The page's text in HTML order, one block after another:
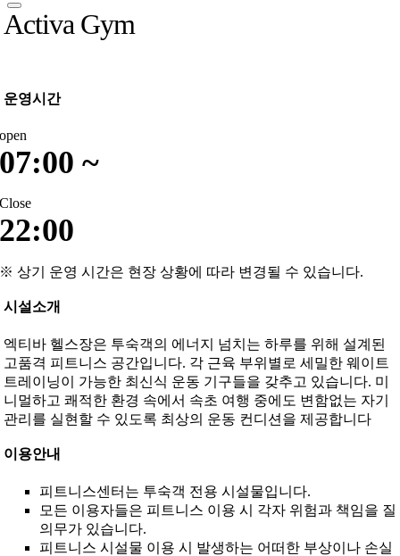
Activa Gym
운영시간
open
07:00 ~
Close
22:00
※ 상기 운영 시간은 현장 상황에 따라 변경될 수 있습니다.
시설소개
엑티바 헬스장은 투숙객의 에너지 넘치는 하루를 위해 설계된
고품격 피트니스 공간입니다. 각 근육 부위별로 세밀한 웨이트
트레이닝이 가능한 최신식 운동 기구들을 갖추고 있습니다. 미
니멀하고 쾌적한 환경 속에서 속초 여행 중에도 변함없는 자기
관리를 실현할 수 있도록 최상의 운동 컨디션을 제공합니다
이용안내
피트니스센터는 투숙객 전용 시설물입니다.
모든 이용자들은 피트니스 이용 시 각자 위험과 책임을 질
의무가 있습니다.
피트니스 시설물 이용 시 발생하는 어떠한 부상이나 손실